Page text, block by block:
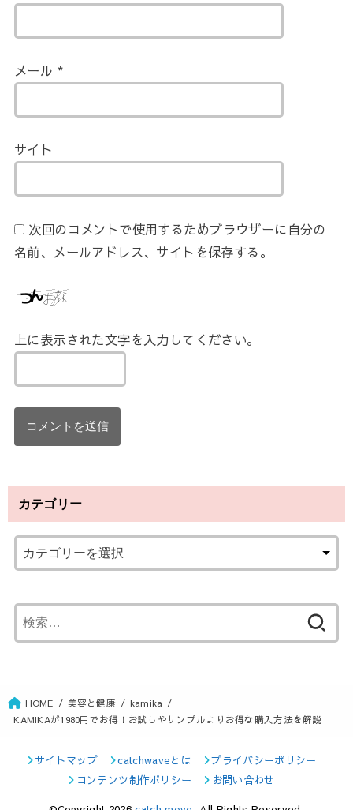
メール *
サイト
次回のコメントで使用するためブラウザーに自分の
名前、メールアドレス、サイトを保存する。
上に表示された文字を入力してください。
カテゴリー
索
HOME 美容と健康
kamika
KAMIKAが1980円でお得！お試しやサンプルよりお得な購入方法を解説
サイトマップ catchwaveとは
プライバシーポリシー
コンテンツ制作ポリシー
お問い合わせ